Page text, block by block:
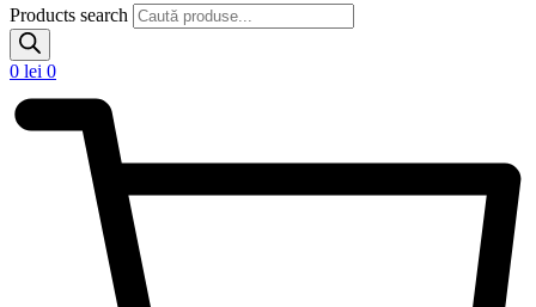
Products search
0 lei 0